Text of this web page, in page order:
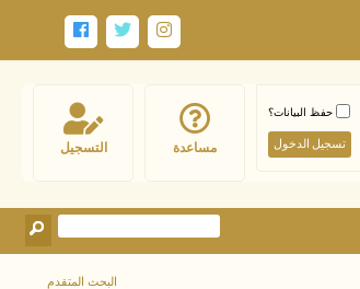
التسجيل مساعدة
حفظ البيانات؟
البحث المتقدم